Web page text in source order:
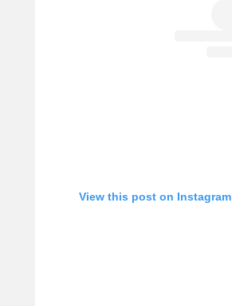
View this post on Instagram